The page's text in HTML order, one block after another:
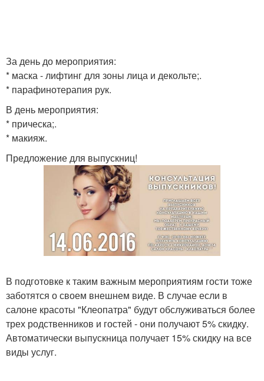
За день до мероприятия:
* маска - лифтинг для зоны лица и декольте;.
* парафинотерапия рук.
В день мероприятия:
* прическа;.
* макияж.
Предложение для выпускниц!
В подготовке к таким важным мероприятиям гости тоже
заботятся о своем внешнем виде. В случае если в
салоне красоты "Клеопатра" будут обслуживаться более
трех родственников и гостей - они получают 5% скидку.
Автоматически выпускница получает 15% скидку на все
виды услуг.